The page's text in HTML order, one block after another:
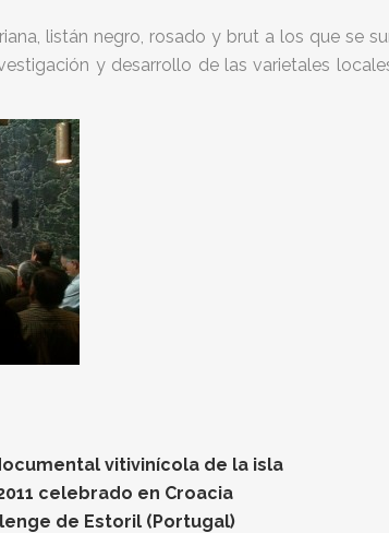
listán negro, rosado y brut a los que se
y desarrollo de las varietales
vitivinícola de la isla
celebrado en Croacia
de Estoril (Portugal)